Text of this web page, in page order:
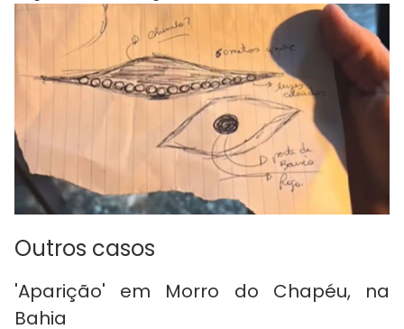
Outros casos
'Aparição' em Morro do Chapéu, na
Bahia